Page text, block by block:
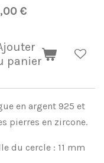
€
panier
en argent 925 et
pierres en zircone.
du cercle : 11 mm